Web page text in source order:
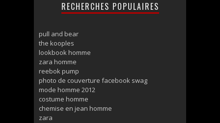
RECHERCHES POPULAIRES
pull and bear
the kooples
lookbook homme
zara homme
reebok pump
photo de couverture facebook swag
mode homme 2012
costume homme
chemise en jean homme
zara